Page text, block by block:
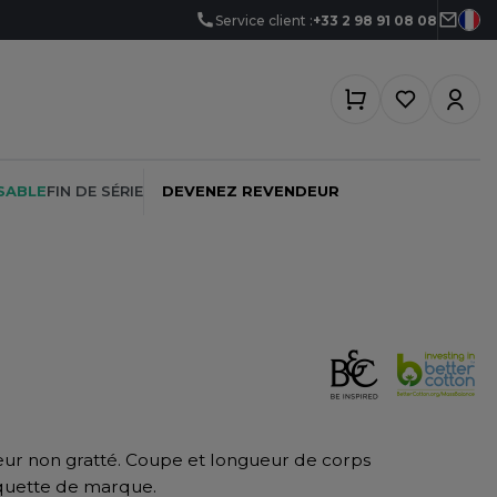
Service client :+33 2 98 91 08 08
SWEAT-SHIRT
SPLASHMACS
RESTAURATION
SANTÉ
FIN DE SÉRIE DEVENEZ REVENDEUR
non gratté. Coupe et longueur de corps
de marque.